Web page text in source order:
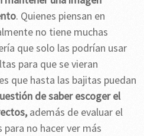
. Quienes piensan en
no tiene muchas
que solo las podrían usar
para que se vieran
que hasta las bajitas puedan
de saber escoger el
además de evaluar el
no hacer ver más